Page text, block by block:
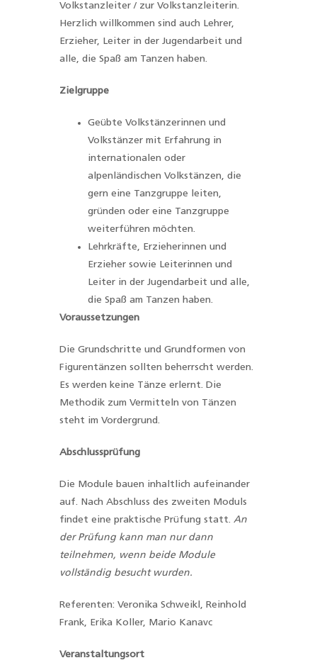
Volkstanzleiter / zur Volkstanzleiterin.
Herzlich willkommen sind auch Lehrer,
Erzieher, Leiter in der Jugendarbeit und
alle, die Spaß am Tanzen haben.
Zielgruppe
Geübte Volkstänzerinnen und
Volkstänzer mit Erfahrung in
internationalen oder
alpenländischen Volkstänzen, die
gern eine Tanzgruppe leiten,
gründen oder eine Tanzgruppe
weiterführen möchten.
Lehrkräfte, Erzieherinnen und
Erzieher sowie Leiterinnen und
Leiter in der Jugendarbeit und alle,
die Spaß am Tanzen haben.
Voraussetzungen
Die Grundschritte und Grundformen von
Figurentänzen sollten beherrscht werden.
Es werden keine Tänze erlernt. Die
Methodik zum Vermitteln von Tänzen
steht im Vordergrund.
Abschlussprüfung
Die Module bauen inhaltlich aufeinander
auf. Nach Abschluss des zweiten Moduls
findet eine praktische Prüfung statt. An
der Prüfung kann man nur dann
teilnehmen, wenn beide Module
vollständig besucht wurden.
Referenten: Veronika Schweikl, Reinhold
Frank, Erika Koller, Mario Kanavc
Veranstaltungsort